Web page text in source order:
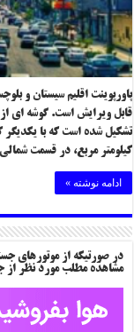
قابل ویرایش است. گوشه ای
کیلومتر مربع، در قسمت
ادامه نوشته »
در صورتیکه از موتورهای
مشاهده مطلب مورد نظر از